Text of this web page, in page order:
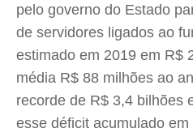
pelo governo do Estado
de servidores ligados ao
estimado em 2019 em R$
média R$ 88 milhões ao
recorde de R$ 3,4 bilhões
esse déficit acumulado